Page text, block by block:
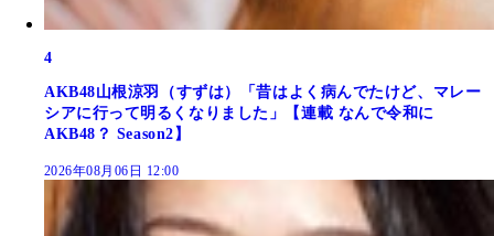
4
AKB48山根涼羽（すずは）「昔はよく病んでたけど、マレー
シアに行って明るくなりました」【連載 なんで令和に
AKB48？ Season2】
2026年08月06日 12:00